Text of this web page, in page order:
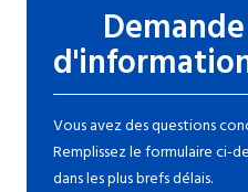
Demande
Vous avez des questions
Remplissez le formulaire ci-
dans les plus brefs délais.